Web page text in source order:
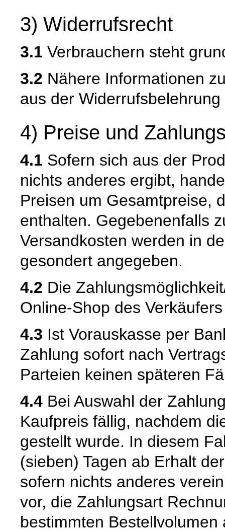
3) Widerrufsrecht
3.1 Verbrauchern steht
3.2 Nähere Informationen
aus der
4) Preise und
4.1 Sofern sich aus der
nichts anderes ergibt,
Preisen um Gesamtpreise,
enthalten. Gegebenenfalls
Versandkosten werden in
gesondert angegeben.
4.2 Die
Online-Shop des
4.3 Ist Vorauskasse per
Zahlung sofort nach
Parteien keinen späteren
4.4 Bei Auswahl der
Kaufpreis fällig, nachdem
gestellt wurde. In diesem
(sieben) Tagen ab Erhalt
sofern nichts anderes
vor, die Zahlungsart
bestimmten